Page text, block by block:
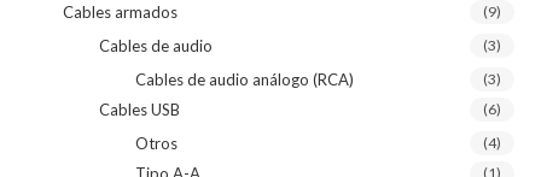
Cables armados (9)
Cables de audio (3)
Cables de audio análogo (RCA) (3)
Cables USB (6)
Otros (4)
Tipo A-A (1)